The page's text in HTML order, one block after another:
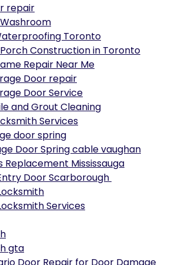
repair
Toronto
Construction in Toronto
Repair Near Me
Door repair
Door Service
and Grout Cleaning
Services
door spring
Door Spring cable vaughan
Replacement Mississauga
Door Scarborough
Services
gta